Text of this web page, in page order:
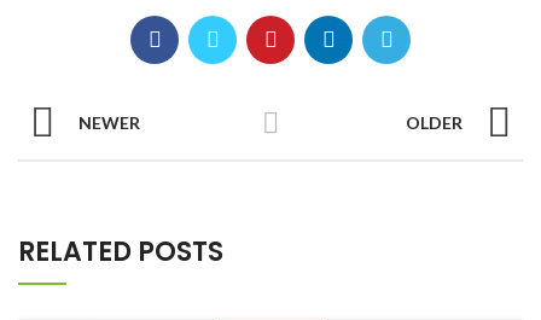
NEWER OLDER
RELATED POSTS